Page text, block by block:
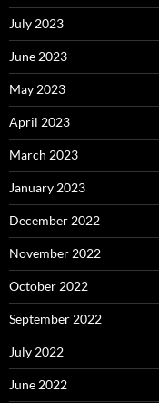
July 2023
June 2023
May 2023
April 2023
March 2023
January 2023
December 2022
November 2022
October 2022
September 2022
July 2022
June 2022